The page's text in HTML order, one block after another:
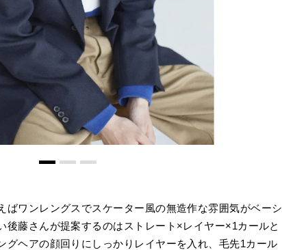
ばワンレングスでスケーター風の無造作な雰囲気がベーシ
後藤さんが提案するのはストレート×レイヤー×1カールと
グヘアの顔回りにしっかりレイヤーを入れ、毛先1カール